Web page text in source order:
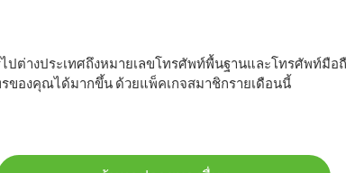
ต่างประเทศถึงหมายเลขโทรศัพท์พื้นฐานและโทรศัพท์มื
ของคุณได้มากขึ้น ด้วยแพ็คเกจสมาชิกรายเดือนนี้